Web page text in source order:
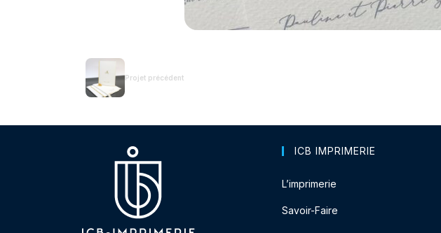
Projet précédent
ICB IMPRIMERIE
L’imprimerie
Savoir-Faire